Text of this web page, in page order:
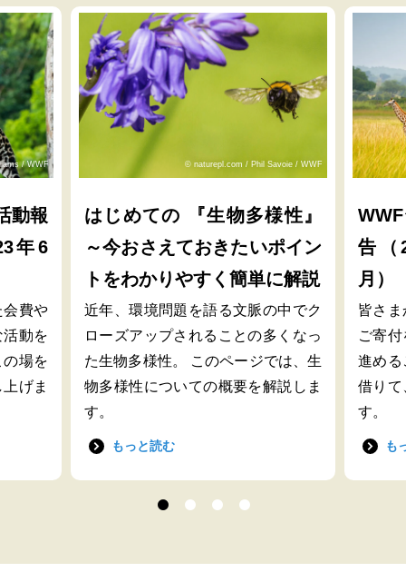
/ WWF
動報
年6
会費や
動を
場を
げま
© naturepl.com / Phil Savoie / WWF
はじめての 『生物多様性』
～今おさえておきたいポイン
トをわかりやすく簡単に解説
近年、環境問題を語る文脈の中でク
ローズアップされることの多くなっ
た生物多様性。 このページでは、生
物多様性についての概要を解説しま
す。
もっと読む
告（
月）
皆さ
ご寄
進める
借りて
す。
も